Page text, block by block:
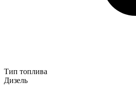
Тип топлива
Дизель